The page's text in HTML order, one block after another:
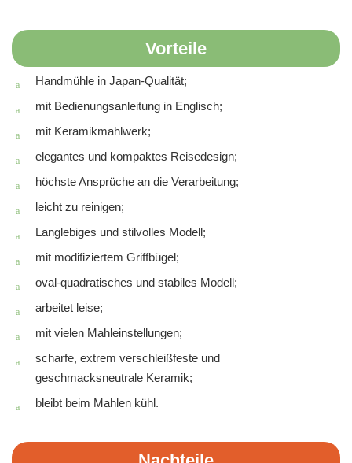
Vorteile
Handmühle in Japan-Qualität;
mit Bedienungsanleitung in Englisch;
mit Keramikmahlwerk;
elegantes und kompaktes Reisedesign;
höchste Ansprüche an die Verarbeitung;
leicht zu reinigen;
Langlebiges und stilvolles Modell;
mit modifiziertem Griffbügel;
oval-quadratisches und stabiles Modell;
arbeitet leise;
mit vielen Mahleinstellungen;
scharfe, extrem verschleißfeste und
geschmacksneutrale Keramik;
bleibt beim Mahlen kühl.